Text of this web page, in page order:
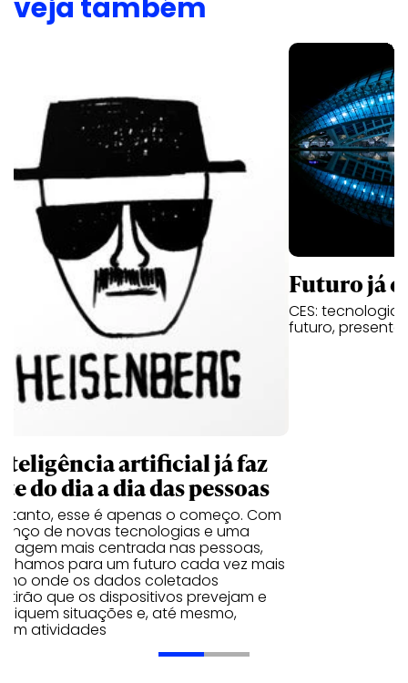
veja também
artificial já faz
do dia a dia das pessoas
esse é apenas o começo. Com
de novas tecnologias e uma
mais centrada nas pessoas,
para um futuro cada vez mais
onde os dados coletados
que os dispositivos prevejam e
situações e, até mesmo,
atividades
Futuro já
CES:
futuro, presente